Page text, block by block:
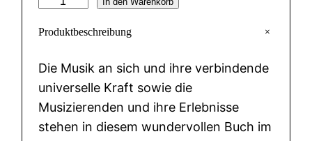
i
m
Produktbeschreibung +
Die Musik an sich und ihre verbindende
universelle Kraft sowie die
Musizierenden und ihre Erlebnisse
stehen in diesem wundervollen Buch im